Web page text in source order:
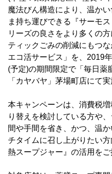
魔法びん構造により、温か
ま持ち運びできる『サーモ
リーズの良さをより多くの
ティックごみの削減にもつ
エコ活サービス」を、2019
(予定)の期間限定で「毎日薬
「カヤバヤ」茅場町店にて実
本キャンペーンは、消費税
り替えを検討している方や
間や手間を省き、かつ、温
チタイムに召し上がりたい
熱スープジャー』の活用をご